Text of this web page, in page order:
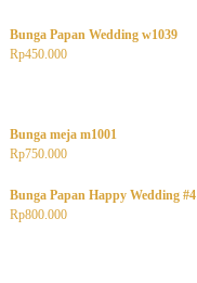
Bunga Papan Wedding w1039
Rp450.000
Bunga meja m1001
Rp750.000
Bunga Papan Happy Wedding #4
Rp800.000